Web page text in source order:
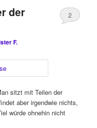
der
F.
2
sitzt mit Teilen der
aber irgendwie nichts,
würde ohnehin nicht